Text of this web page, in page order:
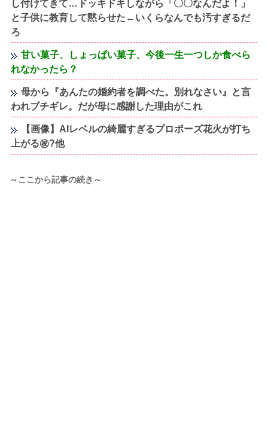
し付けてきて…ドッキドキしながら「〇〇なんだよ！」
と子供に教育して黙らせた←いくらなんでも汚すぎるだ
ろ
甘い菓子、しょっぱい菓子、今後一生一つしか食べら
れなかったら？
母から『あんたの婚約者を調べた。別れなさい』と言
われブチギレ。だが母に感謝した理由がこれ
【画像】AIレベルの綺麗すぎるプロポーズ花火が打ち
上がる㊗?他
～ここから記事の続き～